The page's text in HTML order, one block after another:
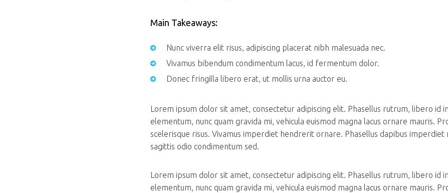
Main Takeaways:
Nunc viverra elit risus, adipiscing placerat nibh malesuada nec.
Vivamus bibendum condimentum lacus, id fermentum dolor.
Donec fringilla libero erat, ut mollis urna auctor eu.
Lorem ipsum dolor sit amet, consectetur adipiscing elit. Phasellus rutrum, libero id
elementum, nunc quam gravida mi, vehicula euismod magna lacus ornare mauris.
scelerisque risus. Vivamus imperdiet hendrerit ornare. Phasellus dapibus imperdiet
sagittis odio condimentum sed.
Lorem ipsum dolor sit amet, consectetur adipiscing elit. Phasellus rutrum, libero id
elementum, nunc quam gravida mi, vehicula euismod magna lacus ornare mauris.